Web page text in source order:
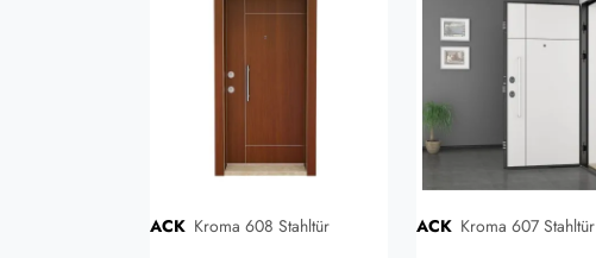
ACK Kroma 608 Stahltür ACK Kroma 607 Stahltür